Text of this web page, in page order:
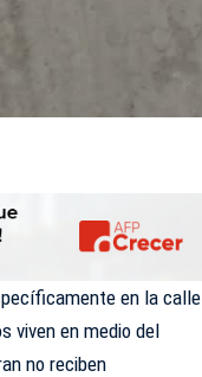
en la calle
viven en medio del
no reciben